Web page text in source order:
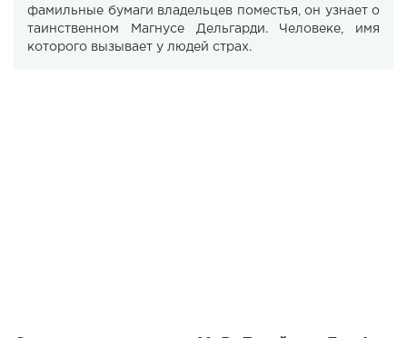
фамильные бумаги владельцев поместья, он узнает о
таинственном Магнусе Дельгарди. Человеке, имя
которого вызывает у людей страх.